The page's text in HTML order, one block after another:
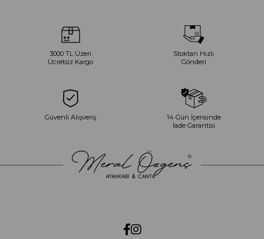
3000 TL Üzeri
Ücretsiz Kargo
Stoktan Hızlı
Gönderi
Güvenli Alışveriş
14 Gün İçerisinde
İade Garantisi